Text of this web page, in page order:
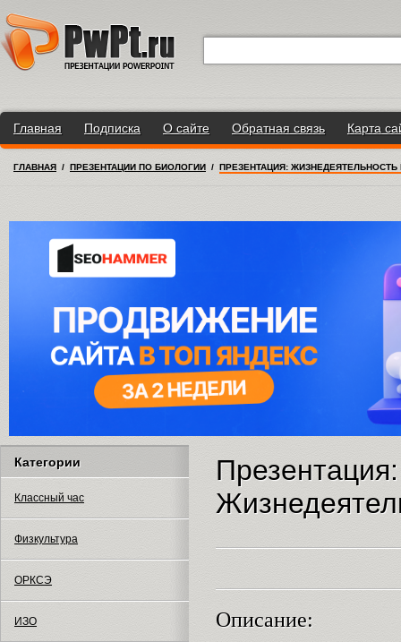
Главная Подписка О сайте Обратная связь Карта
ГЛАВНАЯ / ПРЕЗЕНТАЦИИ ПО БИОЛОГИИ / ПРЕЗЕНТАЦИЯ: ЖИЗНЕДЕЯТЕЛЬНОСТЬ
Категории
Классный час
Физкультура
ОРКСЭ
ИЗО
Презентация:
Описание: